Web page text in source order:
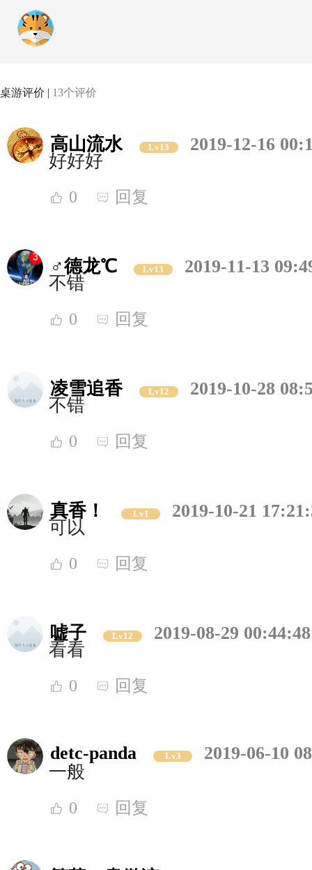
桌游评价 | 13个评价
高山流水 Lv13
2019-12-16
好好好
0 回复
♂德龙℃ Lv13
2019-11-13
不错
0 回复
凌雪追香 Lv12
2019-10-28
不错
0 回复
真香！ Lv1
2019-10-21
可以
0 回复
嘘子 Lv12
2019-08-29 00:44:48
看看
0 回复
detc-panda Lv3
2019-06-10
一般
0 回复